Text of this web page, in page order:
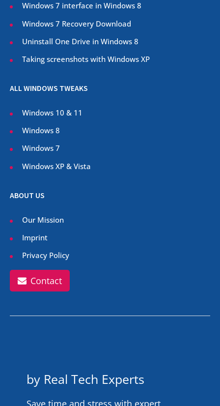
Windows 7 interface in Windows 8
Windows 7 Recovery Download
Uninstall One Drive in Windows 8
Taking screenshots with Windows XP
ALL WINDOWS TWEAKS
Windows 10 & 11
Windows 8
Windows 7
Windows XP & Vista
ABOUT US
Our Mission
Imprint
Privacy Policy
Contact
by Real Tech Experts
Save time and stress with expert